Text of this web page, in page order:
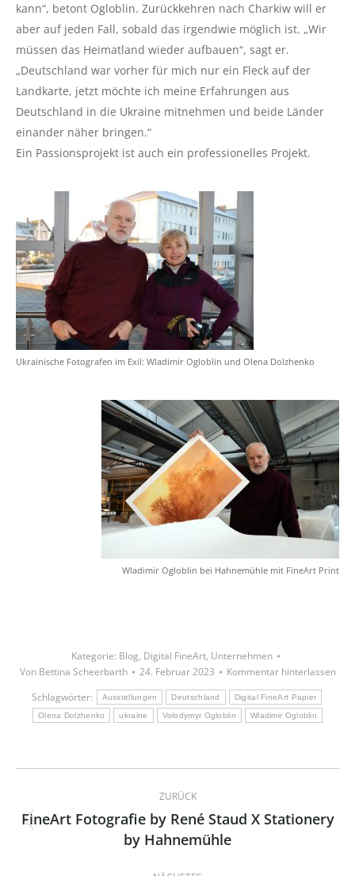
kann“, betont Ogloblin. Zurückkehren nach Charkiw will er
aber auf jeden Fall, sobald das irgendwie möglich ist. „Wir
müssen das Heimatland wieder aufbauen“, sagt er.
„Deutschland war vorher für mich nur ein Fleck auf der
Landkarte, jetzt möchte ich meine Erfahrungen aus
Deutschland in die Ukraine mitnehmen und beide Länder
einander näher bringen.“
Ein Passionsprojekt ist auch ein professionelles Projekt.
Ukrainische Fotografen im Exil: Wladimir Ogloblin und Olena Dolzhenko
Wladimir Ogloblin bei Hahnemühle mit FineArt Print
Kategorie: Blog, Digital FineArt, Unternehmen
Von Bettina Scheerbarth 24. Februar 2023
Kommentar hinterlassen
Schlagwörter:
Ausstellungen Deutschland Digital FineArt Papier
Olena Dolzhenko ukraine Volodymyr Ogloblin Wladimir Ogloblin
Kommentarnavigation
ZURÜCK
Vorheriger
Beitrag:
FineArt Fotografie by René Staud X Stationery
by Hahnemühle